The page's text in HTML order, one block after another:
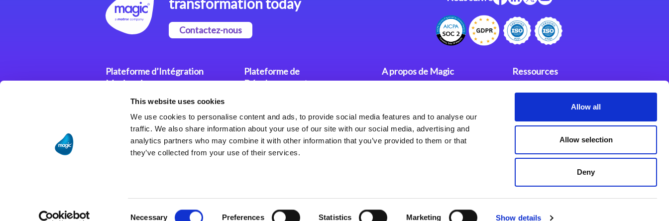
This website uses cookies
We use cookies to personalise content and ads, to provide social media features and to analyse our
traffic. We also share information about your use of our site with our social media, advertising and
analytics partners who may combine it with other information that you’ve provided to them or that
they’ve collected from your use of their services.
Necessary Preferences Statistics Marketing Show details
Allow all
Allow selection
Deny
Contactez-nous
Plateforme d’Intégration
Magic xpi
Plateformes d’Intégration
Solutions d’Intégration
Plateforme de
Développement
xpa
Framework Web pour Magic
xpa
A propos de Magic
Politique de Confidentialité
Ressources
Support
Partenaires